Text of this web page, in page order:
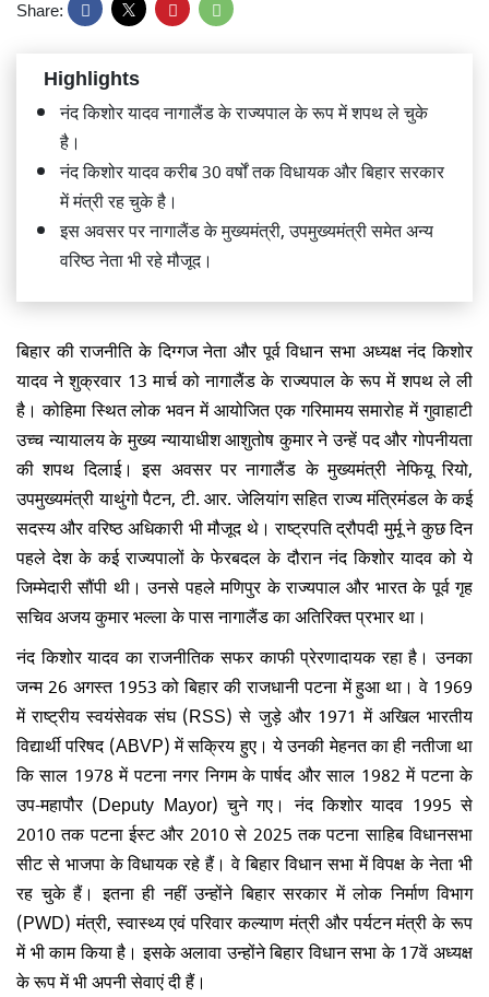
Share:
Highlights
नंद किशोर यादव नागालैंड के राज्यपाल के रूप में शपथ ले चुके
है।
नंद किशोर यादव करीब 30 वर्षों तक विधायक और बिहार सरकार
में मंत्री रह चुके है।
इस अवसर पर नागालैंड के मुख्यमंत्री,उपमुख्यमंत्री​समेत अन्य
वरिष्ठ नेता भी रहे मौजूद।
बिहार की राजनीति के दिग्गज नेता और पूर्व विधान सभा अध्यक्ष नंद किशोर
यादव ने शुक्रवार 13 मार्च को नागालैंड के राज्यपाल के रूप में शपथ ले ली
है। कोहिमा स्थित लोक भवन में आयोजित एक गरिमामय समारोह में गुवाहाटी
उच्च न्यायालय के मुख्य न्यायाधीश आशुतोष कुमार ने उन्हें पद और गोपनीयता
की शपथ दिलाई। इस अवसर पर नागालैंड के मुख्यमंत्री नेफियू रियो,
उपमुख्यमंत्री याथुंगो पैटन, टी. आर. जेलियांग सहित राज्य मंत्रिमंडल के कई
सदस्य और वरिष्ठ अधिकारी भी मौजूद थे। राष्ट्रपति द्रौपदी मुर्मू ने कुछ दिन
पहले देश के कई राज्यपालों के फेरबदल के दौरान नंद किशोर यादव को ये
जिम्मेदारी सौंपी थी। उनसे पहले मणिपुर के राज्यपाल और भारत के पूर्व गृह
सचिव अजय कुमार भल्ला के पास नागालैंड का अतिरिक्त प्रभार था।
नंद किशोर यादव का राजनीतिक सफर काफी प्रेरणादायक रहा है। उनका
जन्म 26 अगस्त 1953 को बिहार की राजधानी पटना में हुआ था। वे 1969
में राष्ट्रीय स्वयंसेवक संघ (RSS) से जुड़े और 1971 में अखिल भारतीय
विद्यार्थी परिषद (ABVP) में सक्रिय हुए। ये उनकी मेहनत का ही नतीजा था
कि साल 1978 में पटना नगर निगम के पार्षद और साल 1982 में पटना के
उप-महापौर (Deputy Mayor) चुने गए। नंद किशोर यादव 1995 से
2010 तक पटना ईस्ट और 2010 से 2025 तक पटना साहिब विधानसभा
सीट से भाजपा के विधायक रहे हैं। वे बिहार विधान सभा में विपक्ष के नेता भी
रह चुके हैं। इतना ही नहीं उन्होंने बिहार सरकार में लोक निर्माण विभाग
(PWD) मंत्री, स्वास्थ्य एवं परिवार कल्याण मंत्री और पर्यटन मंत्री के रूप
में भी काम किया है। इसके अलावा उन्होंने बिहार विधान सभा के 17वें अध्यक्ष
के रूप में भी अपनी सेवाएं दी हैं।